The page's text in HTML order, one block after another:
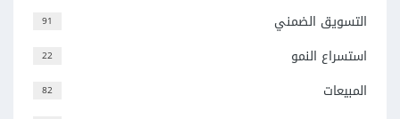
91 التسويق الضمني
22 استسراع النمو
82 المبيعات